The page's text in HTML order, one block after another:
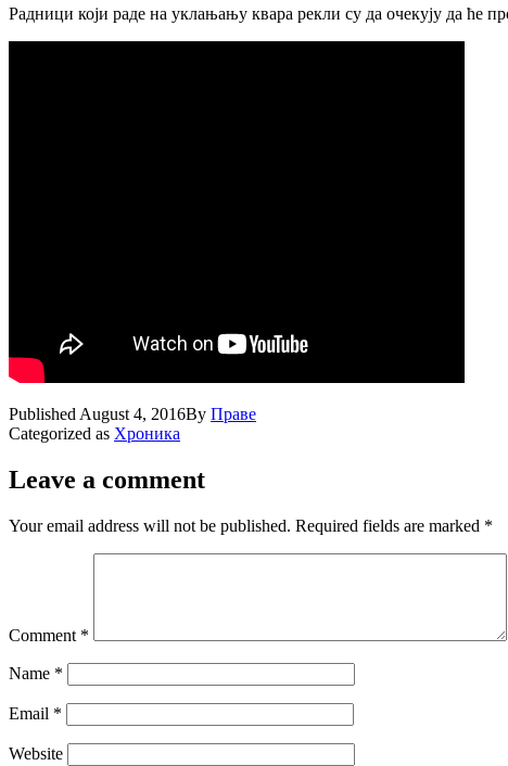
Радници који раде на уклањању квара рекли су да очекују да ће
Published August 4, 2016By Праве
Categorized as Хроника
Leave a comment
Your email address will not be published. Required fields are marked *
Comment *
Name *
Email *
Website